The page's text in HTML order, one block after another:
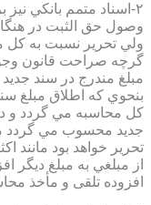
۲-اسناد متمم بانكي
وصول حق الثبت در
ولي تحرير نسبت به كل
گرچه صراحت قانون
مبلغ مندرج در سند
بنحوي كه اطلاق مبلغ
كل محاسبه مي گردد و
جديد محسوب مي گردد
تحرير خواهد بود مانند
از مبلغي به مبلغ ديگر
افزوده تلقی و مأخذ